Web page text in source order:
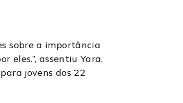
sobre a importância
eles.”, assentiu Yara.
jovens dos 22